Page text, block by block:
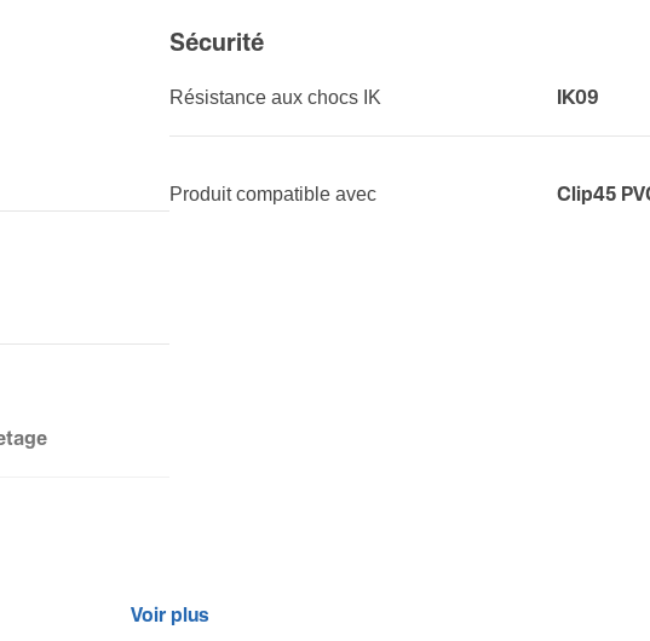
Sécu­rité
Résis­tance aux chocs IK IK09
Produit compatible avec Clip45
Voir plus